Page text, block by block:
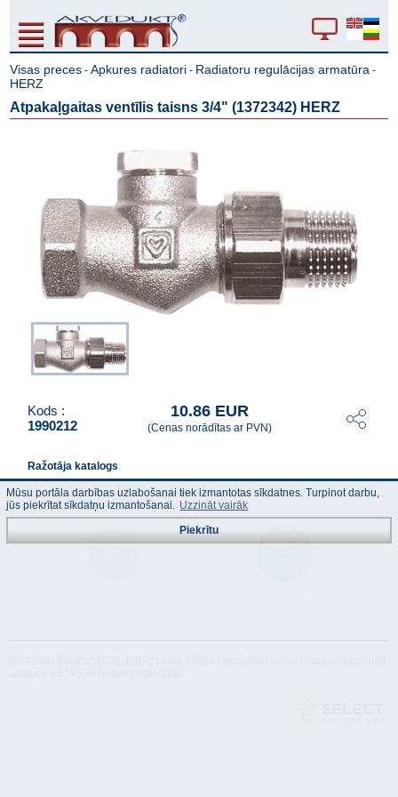
Visas preces -Apkures radiatori - Radiatoru regulācijas armatūra -
HERZ
Atpakaļgaitas ventīlis taisns 3/4" (1372342) HERZ
Kods :
1990212
10.86 EUR
(Cenas norādītas ar PVN)
Ražotāja katalogs
Mūsu portāla darbības uzlabošanai tiek izmantotas sīkdatnes. Turpinot darbu,
jūs piekrītat sīkdatņu izmantošanai. Uzzināt vairāk
Piekrītu